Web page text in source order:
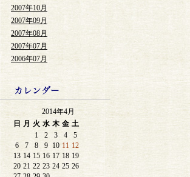
2007年10月
2007年09月
2007年08月
2007年07月
2006年07月
2014年4月
日 月 火 水 木 金 土
1
2 3 4
5
6
7 8 9 10 11 12
13 14 15 16 17 18 19
20 21 22 23 24 25 26